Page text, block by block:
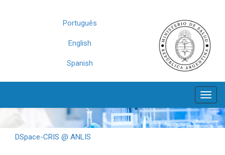
Português
English
Spanish
DSpace-CRIS @ ANLIS